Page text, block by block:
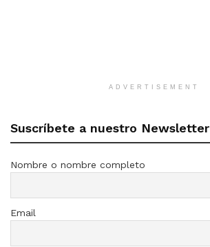
ADVERTISEMENT
Suscríbete a nuestro Newsletter
Nombre o nombre completo
Email